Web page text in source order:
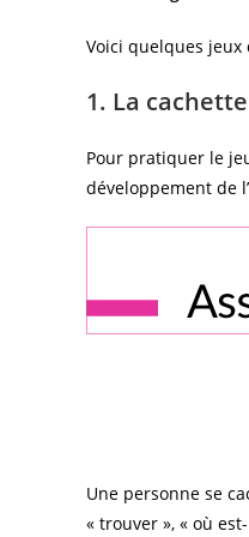
Voici quelques
1. La
Pour pratiquer le
développement de
Une personne se
« trouver », « où